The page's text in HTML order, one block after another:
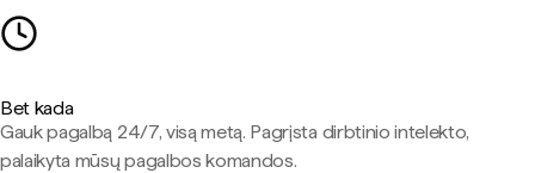
Bet kada
Gauk pagalbą 24/7, visą metą. Pagrįsta dirbtinio intelekto,
palaikyta mūsų pagalbos komandos.